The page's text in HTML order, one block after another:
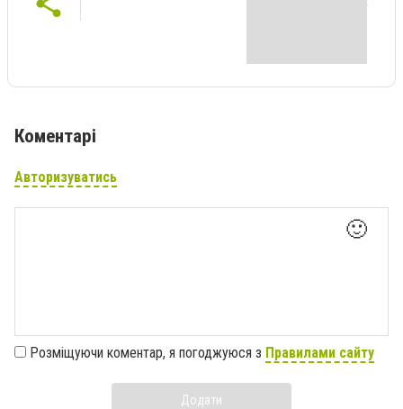
Коментарі
Авторизуватись
🙂
Розміщуючи коментар, я погоджуюся з Правилами сайту
Додати